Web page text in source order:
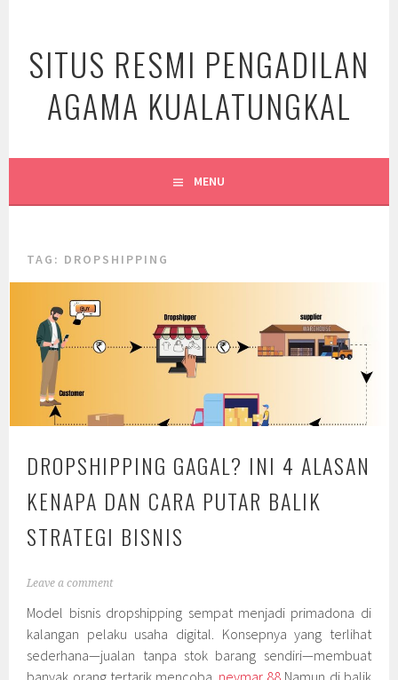
content
SITUS RESMI PENGADILAN
AGAMA KUALATUNGKAL
MENU
TAG: DROPSHIPPING
DROPSHIPPING GAGAL? INI 4 ALASAN
KENAPA DAN CARA PUTAR BALIK
STRATEGI BISNIS
Leave a comment
Model bisnis dropshipping sempat menjadi primadona di
kalangan pelaku usaha digital. Konsepnya yang terlihat
sederhana—jualan tanpa stok barang sendiri—membuat